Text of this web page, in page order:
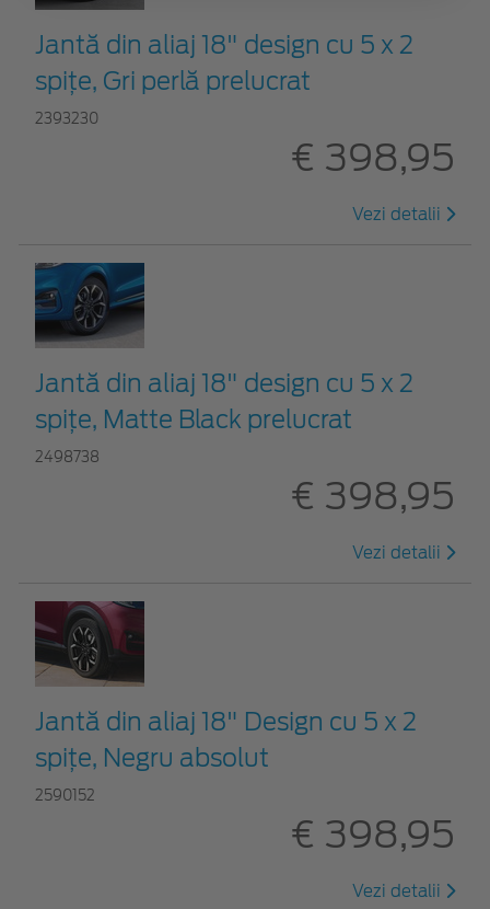
Jantă din aliaj 18" design cu 5 x 2
spițe, Gri perlă prelucrat
2393230
€ 398,95
Vezi detalii
Jantă din aliaj 18" design cu 5 x 2
spițe, Matte Black prelucrat
2498738
€ 398,95
Vezi detalii
Jantă din aliaj 18" Design cu 5 x 2
spițe, Negru absolut
2590152
€ 398,95
Vezi detalii